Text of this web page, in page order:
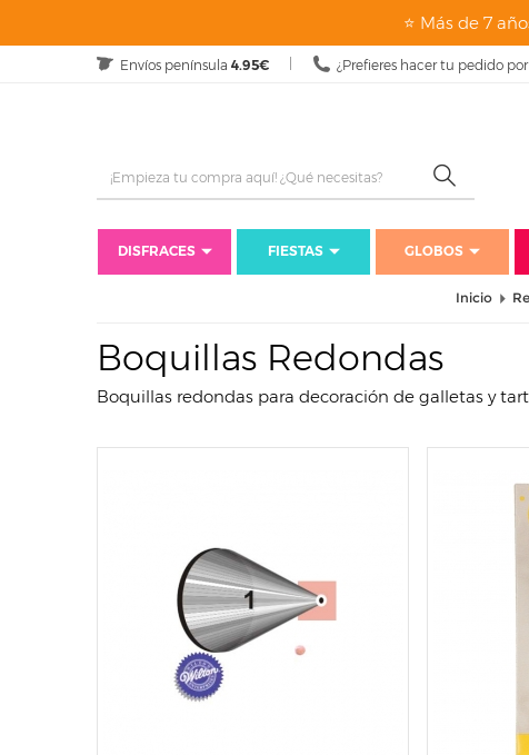
⭐ Más de 7
Envíos península 4.95€ ¿Prefieres hacer tu pedido por
DISFRACES FIESTAS GLOBOS
Inicio
Boquillas Redondas
Boquillas redondas para decoración de galletas y